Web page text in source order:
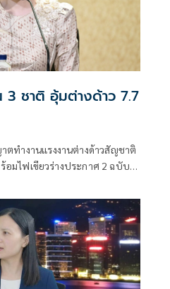
3 ชาติ อุ้มต่างด้าว 7.7
ทำงานแรงงานต่างด้าวสัญชาติ
อมไฟเขียวร่างประกาศ 2 ฉบับ